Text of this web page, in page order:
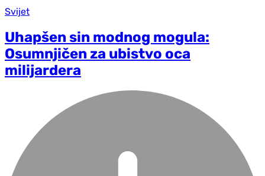
Svijet
Uhapšen sin modnog mogula:
Osumnjičen za ubistvo oca
milijardera